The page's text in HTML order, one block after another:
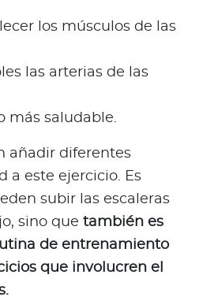
los músculos de las
las arterias de las
más saludable.
añadir diferentes
a este ejercicio. Es
subir las escaleras
sino que también es
de entrenamiento
que involucren el